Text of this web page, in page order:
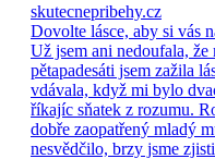
skutecnepribehy.cz
Dovolte lásce, aby si vás
Už jsem ani nedoufala,
pětapadesáti jsem zažila
vdávala, když mi bylo
říkajíc sňatek z rozumu.
dobře zaopatřený mladý
nesvědčilo, brzy jsme